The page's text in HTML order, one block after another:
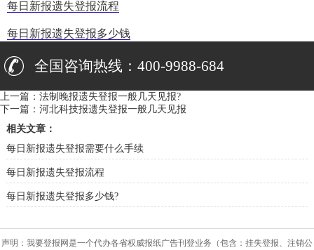
每日新报遗失登报流程
每日新报遗失登报多少钱
全国咨询热线：400-9988-684
上一篇： 法制晚报遗失登报一般几天见报?
下一篇： 河北科技报遗失登报一般几天见报
相关文章：
每日新报遗失登报需要什么手续
每日新报遗失登报流程
每日新报遗失登报多少钱?
声明：我要登报网是一个代办各省权威报纸广告刊登业务（包含：挂失登报、注销公